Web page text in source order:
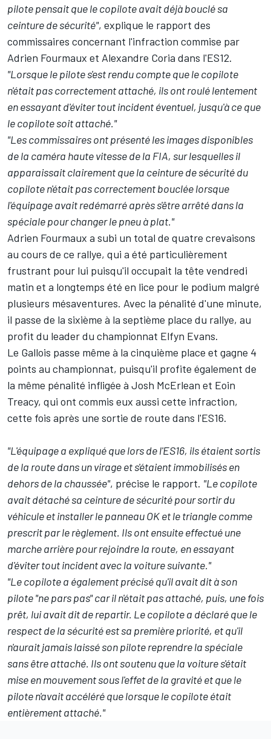
pilote pensait que le copilote avait déjà bouclé sa
ceinture de sécurité", explique le rapport des
commissaires concernant l'infraction commise par
Adrien Fourmaux et Alexandre Coria dans l'ES12.
"Lorsque le pilote s'est rendu compte que le copilote
n'était pas correctement attaché, ils ont roulé lentement
en essayant d'éviter tout incident éventuel, jusqu'à ce que
le copilote soit attaché."
"Les commissaires ont présenté les images disponibles
de la caméra haute vitesse de la FIA, sur lesquelles il
apparaissait clairement que la ceinture de sécurité du
copilote n'était pas correctement bouclée lorsque
l'équipage avait redémarré après s'être arrêté dans la
spéciale pour changer le pneu à plat."
Adrien Fourmaux a subi un total de quatre crevaisons
au cours de ce rallye, qui a été particulièrement
frustrant pour lui puisqu'il occupait la tête vendredi
matin et a longtemps été en lice pour le podium malgré
plusieurs mésaventures. Avec la pénalité d'une minute,
il passe de la sixième à la septième place du rallye, au
profit du leader du championnat Elfyn Evans.
Le Gallois passe même à la cinquième place et gagne 4
points au championnat, puisqu'il profite également de
la même pénalité infligée à Josh McErlean et Eoin
Treacy, qui ont commis eux aussi cette infraction,
cette fois après une sortie de route dans l'ES16.
"L'équipage a expliqué que lors de l'ES16, ils étaient sortis
de la route dans un virage et s'étaient immobilisés en
dehors de la chaussée", précise le rapport. "Le copilote
avait détaché sa ceinture de sécurité pour sortir du
véhicule et installer le panneau OK et le triangle comme
prescrit par le règlement. Ils ont ensuite effectué une
marche arrière pour rejoindre la route, en essayant
d'éviter tout incident avec la voiture suivante."
"Le copilote a également précisé qu'il avait dit à son
pilote "ne pars pas" car il n'était pas attaché, puis, une fois
prêt, lui avait dit de repartir. Le copilote a déclaré que le
respect de la sécurité est sa première priorité, et qu'il
n'aurait jamais laissé son pilote reprendre la spéciale
sans être attaché. Ils ont soutenu que la voiture s'était
mise en mouvement sous l'effet de la gravité et que le
pilote n'avait accéléré que lorsque le copilote était
entièrement attaché."